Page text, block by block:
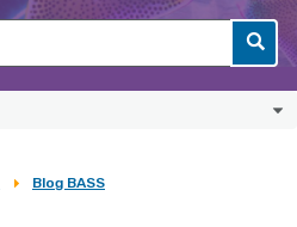
Blog BASS